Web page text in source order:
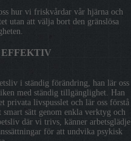
hur vi friskvårdar vår hjärna och
utan att välja bort den gränslösa
EFFEKTIV
i ständig förändring, han lär oss
med ständig tillgänglighet. Han
privata livspusslet och lär oss förstå
sätt genom enkla verktyg och
där vi trivs, känner arbetsglädje
för att undvika psykisk